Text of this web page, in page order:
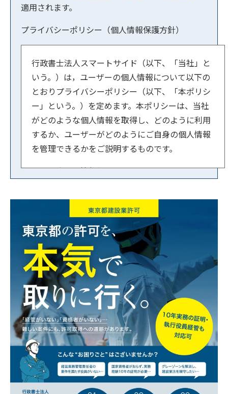
適用されます。
プライバシーポリシー（個人情報保護方針）
行政書士法人スマートサイド（以下、「当社」と
いう。）は，ユーザーの個人情報について以下の
とおりプライバシーポリシー（以下、「本ポリシ
ー」という。）を定めます。本ポリシーは、当社
がどのような個人情報を取得し、どのように利用
するか、ユーザーがどのようにご自身の個人情報
を管理できるかをご説明するものです。
【１．事業者情報】
住所：東京都文京区小石川1-3-23 ル・ビジュー
代表者：横内 賢郎
【２．個人情報の取得方法】
当社はユーザーが利用登録をするとき、氏名・生
年月日・住所・電話番号・メールアドレスなど個
人を特定できる情報を取得させていただきます。
お問い合わせフォームやコメントの送信時には、
氏名・電話番号・メールアドレスを取得させてい
ただきます。
【３．個人情報の利用目的】
取得した閲覧・購買履歴等の情報を分析し、ユー
ザー別に適した商品・サービスをお知らせするた